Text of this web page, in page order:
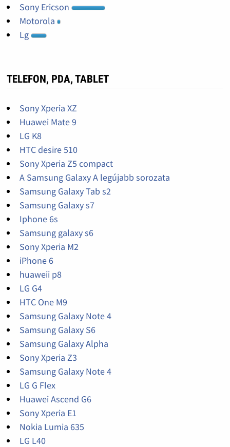
Sony Ericson
Motorola
Lg
TELEFON, PDA, TABLET
Sony Xperia XZ
Huawei Mate 9
LG K8
HTC desire 510
Sony Xperia Z5 compact
A Samsung Galaxy A legújabb sorozata
Samsung Galaxy Tab s2
Samsung Galaxy s7
Iphone 6s
Samsung galaxy s6
Sony Xperia M2
iPhone 6
huaweii p8
LG G4
HTC One M9
Samsung Galaxy Note 4
Samsung Galaxy S6
Samsung Galaxy Alpha
Sony Xperia Z3
Samsung Galaxy Note 4
LG G Flex
Huawei Ascend G6
Sony Xperia E1
Nokia Lumia 635
LG L40